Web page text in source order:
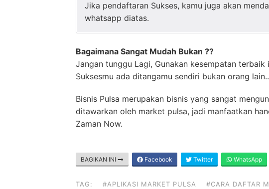
Jika pendaftaran Sukses, kamu juga akan
whatsapp diatas.
Bagaimana Sangat Mudah Bukan ??
Jangan tunggu Lagi, Gunakan kesempatan
Suksesmu ada ditangamu sendiri bukan orang lain..
Bisnis Pulsa merupakan bisnis yang sangat
ditawarkan oleh market pulsa, jadi manfaatkan
Zaman Now.
BAGIKAN INI Facebook Twitter WhatsApp
TAG: #APLIKASI MARKET PULSA #CARA DAFTAR